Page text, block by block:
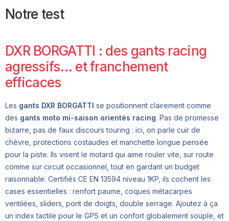
Notre test
DXR BORGATTI : des gants racing
agressifs… et franchement
efficaces
Les gants DXR BORGATTI se positionnent clairement comme
des gants moto mi-saison orientés racing. Pas de promesse
bizarre, pas de faux discours touring : ici, on parle cuir de
chèvre, protections costaudes et manchette longue pensée
pour la piste. Ils visent le motard qui aime rouler vite, sur route
comme sur circuit occasionnel, tout en gardant un budget
raisonnable. Certifiés CE EN 13594 niveau 1KP, ils cochent les
cases essentielles : renfort paume, coques métacarpes
ventilées, sliders, pont de doigts, double serrage. Ajoutez à ça
un index tactile pour le GPS et un confort globalement souple, et